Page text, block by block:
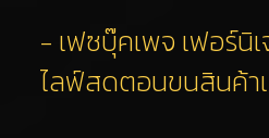
- เฟซบุ๊คเพจ เฟอร์นิ
ไลฟ์สดตอนขนสินค้าเ